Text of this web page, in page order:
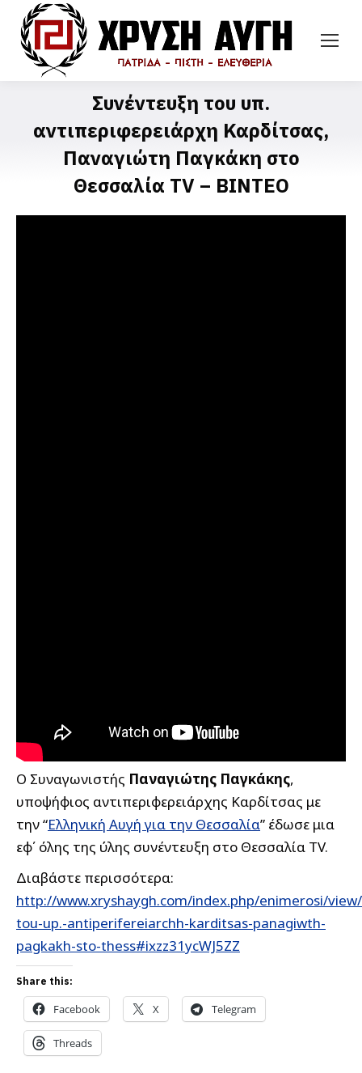
Συνέντευξη του υπ.
αντιπεριφερειάρχη Καρδίτσας,
Παναγιώτη Παγκάκη στο
Θεσσαλία ΤV – ΒΙΝΤΕΟ
Ο Συναγωνιστής Παναγιώτης Παγκάκης,
υποψήφιος αντιπεριφερειάρχης Καρδίτσας με
την “Ελληνική Αυγή για την Θεσσαλία” έδωσε μια
εφ΄ όλης της ύλης συνέντευξη στο Θεσσαλία ΤV.
Διαβάστε περισσότερα:
http://www.xryshaygh.com/index.php/enimerosi/
tou-up.-antiperifereiarchh-karditsas-panagiwth-
pagkakh-sto-thess#ixzz31ycWJ5ZZ
Share this:
Facebook X Telegram
Threads